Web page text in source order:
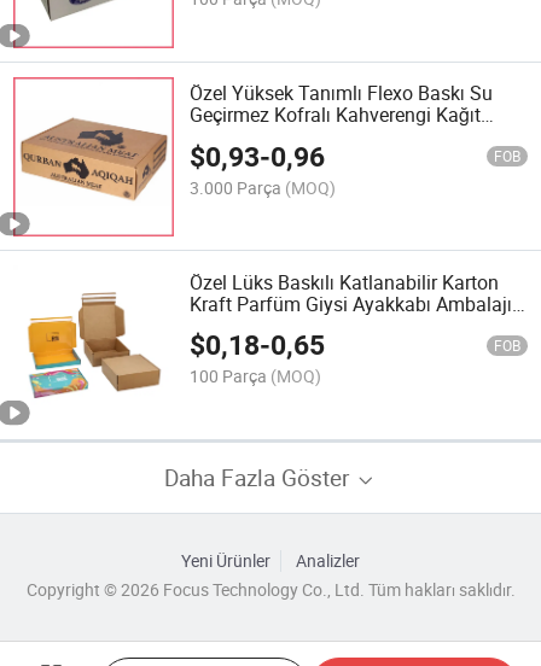
Özel Yüksek Tanımlı Flexo Baskı Su
Geçirmez Kofralı Kahverengi Kağıt
Et Tavuk Domuz Sığır Koyun Balık
Ambalaj Karton Kutusu
$0,93-0,96 FOB
3.000 Parça (MOQ)
Özel Lüks Baskılı Katlanabilir Karton
Kraft Parfüm Giysi Ayakkabı Ambalajı
Gönderim Paketleme Posta Hediye
Karton Kutusu Yapışkan Kağıt
Kendiliğinden Kapanma ile
$0,18-0,65 FOB
100 Parça (MOQ)
Daha Fazla Göster
Yeni Ürünler
Analizler
Copyright © 2026 Focus Technology Co., Ltd. Tüm hakları saklıdır.